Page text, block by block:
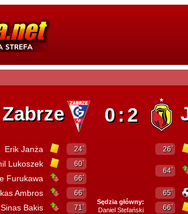
0:2
Erik Janża 24`
Lukoszek 60`
Furukawa 66`
Ambros 66`
Bakis 71`
Sędzia główny:
Daniel Stefański
26`
64`
65`
66`